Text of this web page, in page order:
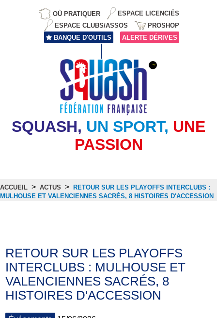
OÙ PRATIQUER
ESPACE LICENCIÉS
ESPACE CLUBS/ASSOS
PROSHOP
BANQUE D'OUTILS
ALERTE DÉRIVES
SQUASH, UN SPORT, UNE
PASSION
ACCUEIL > ACTUS > RETOUR SUR LES PLAYOFFS INTERCLUBS :
MULHOUSE ET VALENCIENNES SACRÉS, 8 HISTOIRES D'ACCESSION
RETOUR SUR LES PLAYOFFS
INTERCLUBS : MULHOUSE ET
VALENCIENNES SACRÉS, 8
HISTOIRES D'ACCESSION